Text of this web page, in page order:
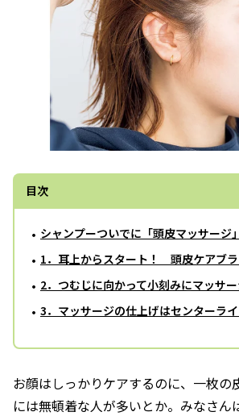
目次
シャンプーついでに「頭皮マッサージ」
1．耳上からスタート！ 頭皮ケアブ
2．つむじに向かって小刻みにマッサ
3．マッサージの仕上げはセンターラ
お顔はしっかりケアするのに、一枚の
には無頓着な人が多いとか。みなさ